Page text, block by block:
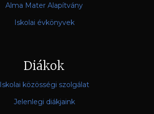
Alma Mater Alapítvány
Iskolai évkönyvek
Diákok
Iskolai közösségi szolgálat
Jelenlegi diákjaink